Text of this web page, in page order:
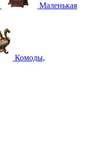
Маленькая
Комоды,